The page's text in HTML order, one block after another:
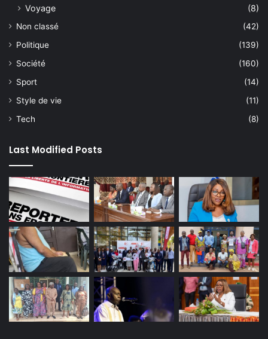
Voyage
(8)
Non classé
(42)
Politique
(139)
Société
(160)
Sport
(14)
Style de vie
(11)
Tech
(8)
Last Modified Posts